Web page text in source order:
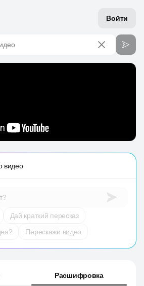
Войти
видео
Дай краткий пересказ
Перескажи видео
Расшифровка